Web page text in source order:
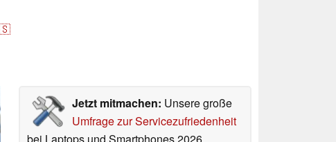
Jetzt mitmachen: Unsere große
Umfrage zur Servicezufriedenheit